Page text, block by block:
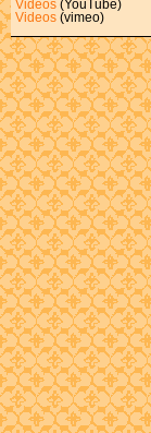
Videos (YouTube)
Videos (vimeo)